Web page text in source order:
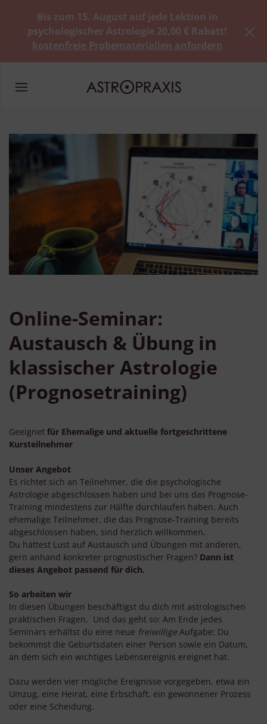
Bis zum 15. August auf jede Lektion in
psychologischer Astrologie 20,00 € Rabatt!
kostenfreie Probematerialien anfordern
Online-Seminar:
Austausch & Übung in
klassischer Astrologie
(Prognosetraining)
Geeignet für Ehemalige und aktuelle fortgeschrittene
Kursteilnehmer
Unser Angebot
Es richtet sich an Teilnehmer, die die psychologische
Astrologie abgeschlossen haben und bei uns das Prognose-
Training mindestens zur Hälfte durchlaufen haben. Auch
ehemalige Teilnehmer, die das Prognose-Training bereits
abgeschlossen haben, sind herzlich willkommen.
Du hättest Lust auf Austausch und Übungen mit anderen,
gern anhand konkreter prognostischer Fragen? Dann ist
dieses Angebot passend für dich.
So arbeiten wir
In diesen Übungen beschäftigst du dich mit astrologischen
praktischen Fragen. Und das geht so: Am Ende jedes
Seminars erhältst du eine neue freiwillige Aufgabe: Du
bekommst die Geburtsdaten einer Person sowie ein Datum,
an dem sich ein wichtiges Lebensereignis ereignet hat.
Dazu werden vier mögliche Ereignisse vorgegeben, etwa ein
Umzug, eine Heirat, eine Erbschaft, ein gewonnener Prozess
oder eine Scheidung.